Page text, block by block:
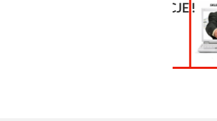
WAKACJE !!!